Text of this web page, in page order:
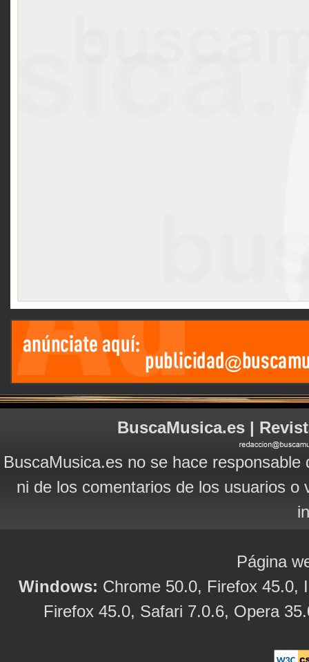
BuscaMusica.es |
BuscaMusica.es no se hace
ni de los comentarios de los usuarios
Página
Windows: Chrome 50.0, Firefox 45.0,
Firefox 45.0, Safari 7.0.6, Opera